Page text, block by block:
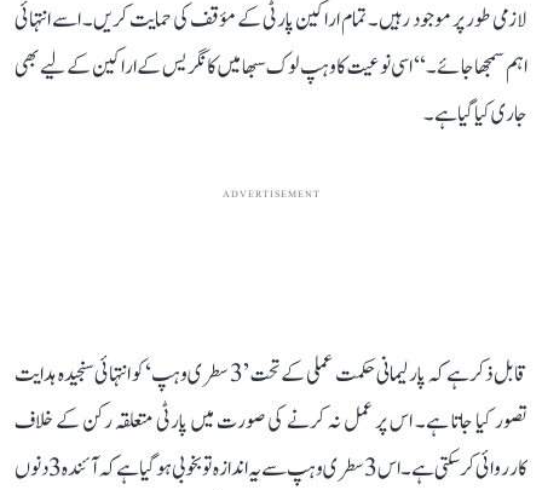
لازمی طور پر موجود رہیں۔ تمام اراکین پارٹی کے مؤقف کی حمایت کریں۔ اسے انتہائی
اہم سمجھا جائے۔‘‘ اسی نوعیت کا وہپ لوک سبھا میں کانگریس کے اراکین کے لیے بھی
جاری کیا گیا ہے۔
ADVERTISEMENT
قابل ذکر ہے کہ پارلیمانی حکمت عملی کے تحت ’3 سطری وہپ‘ کو انتہائی سنجیدہ ہدایت
تصور کیا جاتا ہے۔ اس پر عمل نہ کرنے کی صورت میں پارٹی متعلقہ رکن کے خلاف
کارروائی کر سکتی ہے۔ اس 3 سطری وہپ سے یہ اندازہ تو بخوبی ہو گیا ہے کہ آئندہ 3 دنوں